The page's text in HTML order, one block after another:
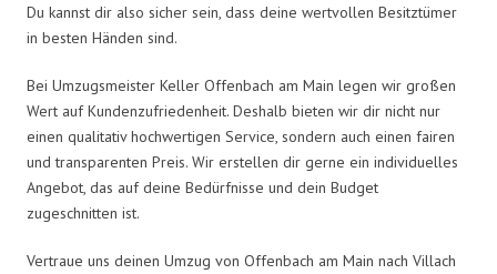
Du kannst dir also sicher sein, dass deine wertvollen Besitztümer
in besten Händen sind.
Bei Umzugsmeister Keller Offenbach am Main legen wir großen
Wert auf Kundenzufriedenheit. Deshalb bieten wir dir nicht nur
einen qualitativ hochwertigen Service, sondern auch einen fairen
und transparenten Preis. Wir erstellen dir gerne ein individuelles
Angebot, das auf deine Bedürfnisse und dein Budget
zugeschnitten ist.
Vertraue uns deinen Umzug von Offenbach am Main nach Villach